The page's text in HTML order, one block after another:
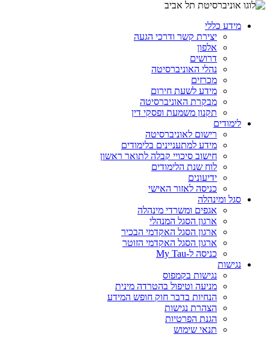
מידע כללי
יצירת קשר ודרכי הגעה
אלפון
דרושים
נהלי האוניברסיטה
מכרזים
מידע לשעת חירום
מבקרת האוניברסיטה
תקנון משמעת ופסקי דין
לימודים
רישום לאוניברסיטה
מידע למתעניינים בלימודים
חישוב סיכויי קבלה לתואר ראשון
לוח שנת הלימודים
ידיעונים
כניסה לאזור האישי
סגל ומינהלה
אגפים ומשרדי מינהלה
ארגון הסגל המנהלי
ארגון הסגל האקדמי הבכיר
ארגון הסגל האקדמי הזוטר
כניסה ל-My Tau
נגישות
נגישות בקמפוס
מניעה וטיפול בהטרדה מינית
הנחיות בדבר חוק חופש המידע
הצהרת נגישות
הגנת הפרטיות
תנאי שימוש